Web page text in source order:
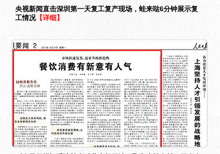
央视新闻直击深圳第一天复工复产现场，蛙来哒6分钟展示复
工情况【详细】